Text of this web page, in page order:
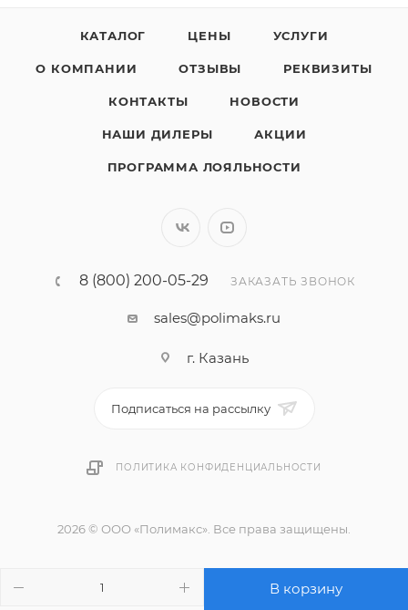
В корзину
КАТАЛОГ ЦЕНЫ УСЛУГИ
О КОМПАНИИ ОТЗЫВЫ РЕКВИЗИТЫ
КОНТАКТЫ НОВОСТИ
НАШИ ДИЛЕРЫ АКЦИИ
ПРОГРАММА ЛОЯЛЬНОСТИ
8 (800) 200-05-29 ЗАКАЗАТЬ ЗВОНОК
sales@polimaks.ru
г. Казань
Подписаться на рассылку
ПОЛИТИКА КОНФИДЕНЦИАЛЬНОСТИ
2026 © ООО «Полимакс». Все права защищены.